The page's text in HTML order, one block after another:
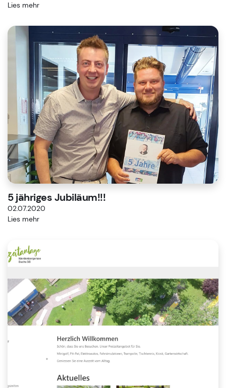
Lies mehr
5 jähriges Jubiläum!!!
02.07.2020
Lies mehr